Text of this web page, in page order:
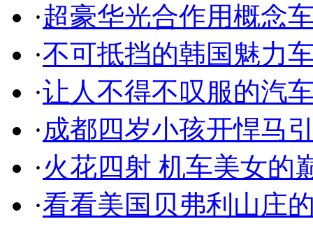
·超豪华光合作用概念
·不可抵挡的韩国魅力
·让人不得不叹服的汽
·成都四岁小孩开悍马
·火花四射 机车美女的
·看看美国贝弗利山庄